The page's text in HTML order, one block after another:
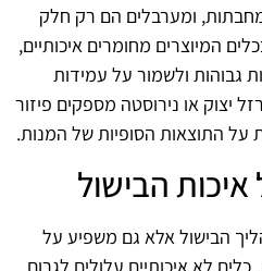
מחבתות, ומערבלים הם רק חלק
המיוצרים מחומרים איכותיים,
גבוהות ולשמור על עמידות
יצוק או נירוסטה מספקים פיזור
על התוצאות הסופיות של המנות.
הבישול
הבישול אלא גם משפיע על